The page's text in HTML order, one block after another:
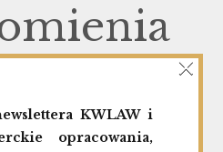
KWLAW i
opracowania,
×